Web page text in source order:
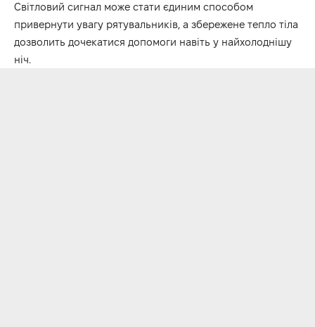
Світловий сигнал може стати єдиним способом
привернути увагу рятувальників, а збережене тепло тіла
дозволить дочекатися допомоги навіть у найхолоднішу
ніч.